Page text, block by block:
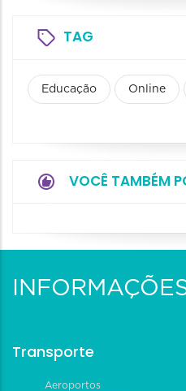
TAG
Educação Online
VOCÊ TAMBÉM
Transporte
Aeroportos